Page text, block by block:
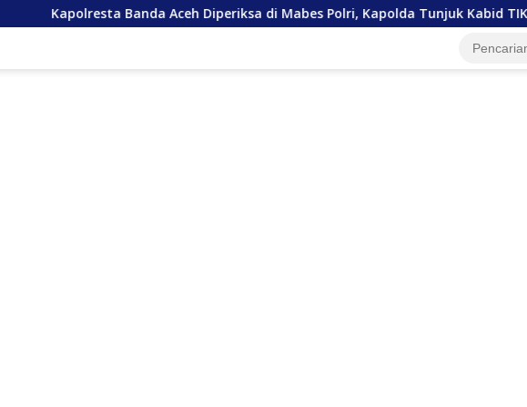
Banda Aceh Diperiksa di Mabes Polri, Kapolda Tunjuk Kabid TIK Jadi Plt